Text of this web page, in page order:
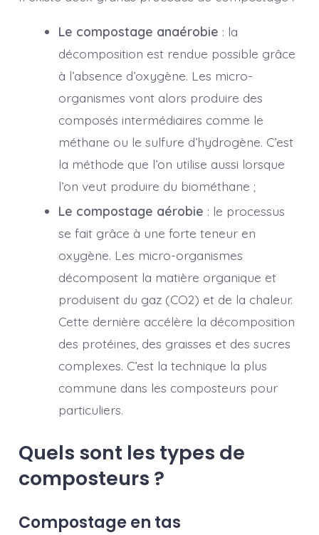
Le compostage anaérobie : la
décomposition est rendue possible grâce
à l’absence d’oxygène. Les micro-
organismes vont alors produire des
composés intermédiaires comme le
méthane ou le sulfure d’hydrogène. C’est
la méthode que l’on utilise aussi lorsque
l’on veut produire du biométhane ;
Le compostage aérobie : le processus
se fait grâce à une forte teneur en
oxygène. Les micro-organismes
décomposent la matière organique et
produisent du gaz (CO2) et de la chaleur.
Cette dernière accélère la décomposition
des protéines, des graisses et des sucres
complexes. C’est la technique la plus
commune dans les composteurs pour
particuliers.
Quels sont les types de
composteurs ?
Compostage en tas